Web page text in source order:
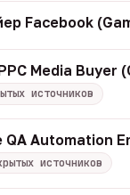
Facebook
Media Buyer
источников
QA Automation
источников